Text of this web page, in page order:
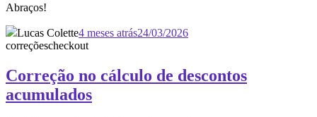
Abraços!
Lucas Colette4 meses atrás24/03/2026
correçõescheckout
Correção no cálculo de descontos
acumulados